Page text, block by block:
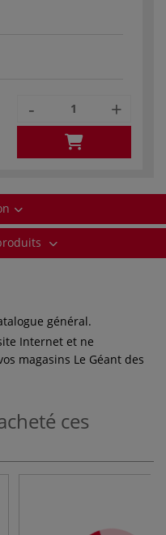
- +
général.
Internet et ne
magasins Le Géant des
ces